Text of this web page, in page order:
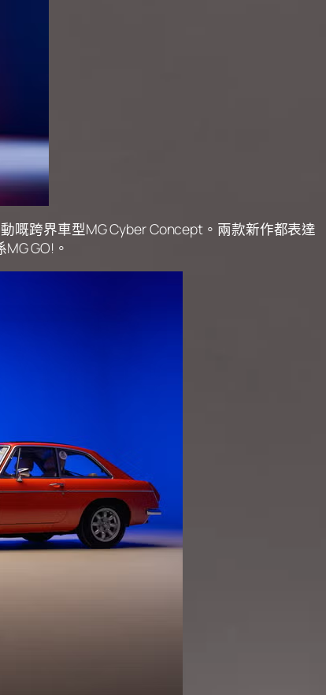
嘅跨界車型MG Cyber Concept。兩款新作都表達
GO!。